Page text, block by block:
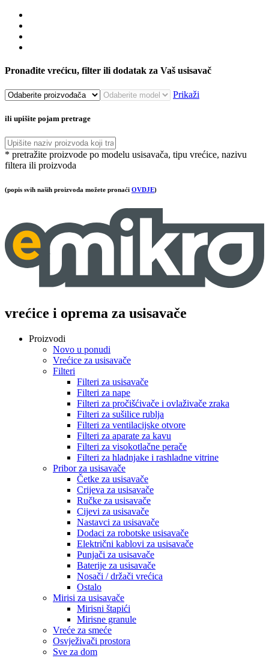
Pronađite vrećicu, filter ili dodatak za Vaš usisavač
Prikaži
ili upišite pojam pretrage
* pretražite proizvode po modelu usisavača, tipu vrećice, nazivu
filtera ili proizvoda
(popis svih naših proizvoda možete pronaći OVDJE)
vrećice i oprema za usisavače
Proizvodi
Novo u ponudi
Vrećice za usisavače
Filteri
Filteri za usisavače
Filteri za nape
Filteri za pročišćivače i ovlaživače zraka
Filteri za sušilice rublja
Filteri za ventilacijske otvore
Filteri za aparate za kavu
Filteri za visokotlačne perače
Filteri za hladnjake i rashladne vitrine
Pribor za usisavače
Četke za usisavače
Crijeva za usisavače
Ručke za usisavače
Cijevi za usisavače
Nastavci za usisavače
Dodaci za robotske usisavače
Električni kablovi za usisavače
Punjači za usisavače
Baterije za usisavače
Nosači / držači vrećica
Ostalo
Mirisi za usisavače
Mirisni štapići
Mirisne granule
Vreće za smeće
Osvježivači prostora
Sve za dom